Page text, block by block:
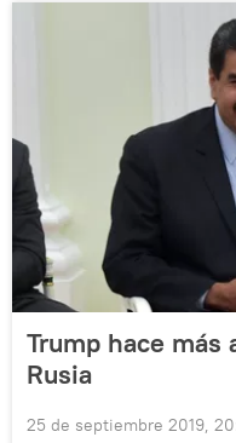
Trump hace más
Rusia
25 de septiembre 2019,